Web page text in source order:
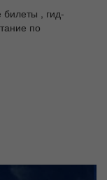
, гид-
по